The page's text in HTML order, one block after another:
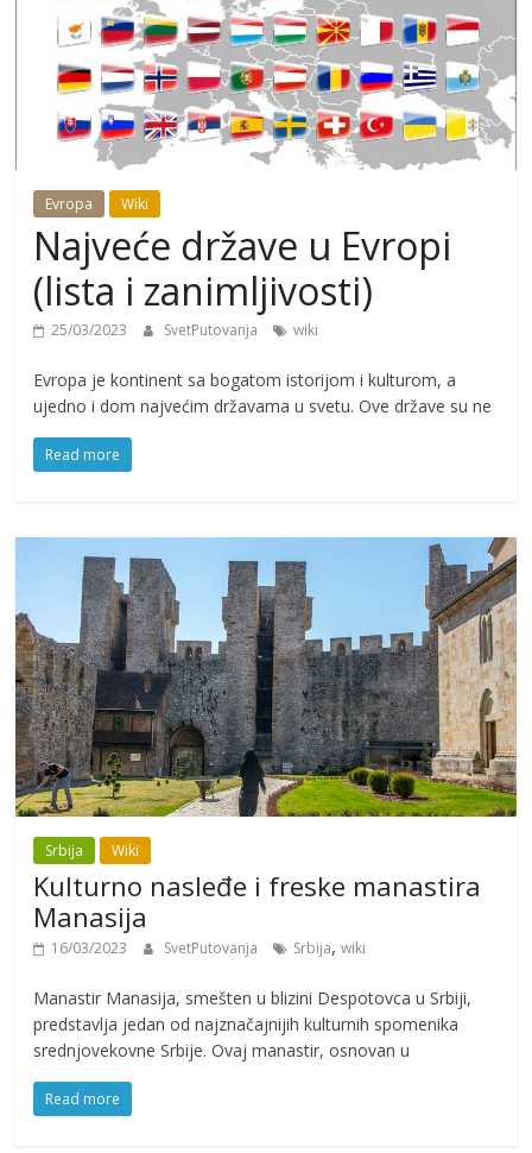
Evropa Wiki
Najveće države u Evropi
(lista i zanimljivosti)
25/03/2023 SvetPutovanja wiki
Evropa je kontinent sa bogatom istorijom i kulturom, a
ujedno i dom najvećim državama u svetu. Ove države su ne
Read more
Srbija Wiki
Kulturno nasleđe i freske manastira
Manasija
16/03/2023 SvetPutovanja Srbija,wiki
Manastir Manasija, smešten u blizini Despotovca u Srbiji,
predstavlja jedan od najznačajnijih kulturnih spomenika
srednjovekovne Srbije. Ovaj manastir, osnovan u
Read more